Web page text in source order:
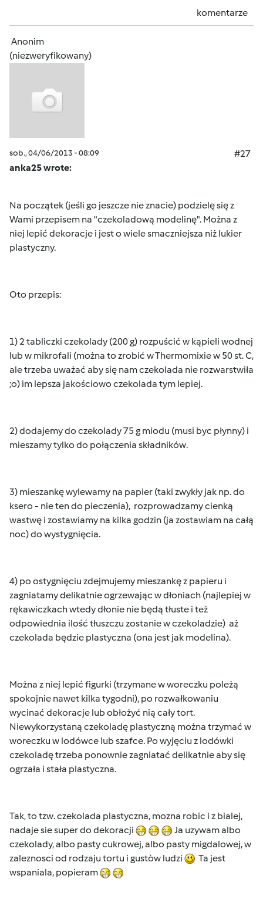
komentarze
Anonim
(niezweryfikowany)
sob., 04/06/2013 - 08:09
#27
anka25 wrote:
Na początek (jeśli go jeszcze nie znacie) podzielę się z
Wami przepisem na "czekoladową modelinę". Można z
niej lepić dekoracje i jest o wiele smaczniejsza niż lukier
plastyczny.
Oto przepis:
1) 2 tabliczki czekolady (200 g) rozpuścić w kąpieli wodnej
lub w mikrofali (można to zrobić w Thermomixie w 50 st. C,
ale trzeba uważać aby się nam czekolada nie rozwarstwiła
;o) im lepsza jakościowo czekolada tym lepiej.
2) dodajemy do czekolady 75 g miodu (musi byc płynny) i
mieszamy tylko do połączenia składników.
3) mieszankę wylewamy na papier (taki zwykły jak np. do
ksero - nie ten do pieczenia), rozprowadzamy cienką
wastwę i zostawiamy na kilka godzin (ja zostawiam na całą
noc) do wystygnięcia.
4) po ostygnięciu zdejmujemy mieszankę z papieru i
zagniatamy delikatnie ogrzewając w dłoniach (najlepiej w
rękawiczkach wtedy dłonie nie będą tłuste i też
odpowiednia ilość tłuszczu zostanie w czekoladzie) aż
czekolada będzie plastyczna (ona jest jak modelina).
Można z niej lepić figurki (trzymane w woreczku poleżą
spokojnie nawet kilka tygodni), po rozwałkowaniu
wycinać dekoracje lub obłożyć nią cały tort.
Niewykorzystaną czekoladę plastyczną można trzymać w
woreczku w lodówce lub szafce. Po wyjęciu z lodówki
czekoladę trzeba ponownie zagniatać delikatnie aby się
ogrzała i stała plastyczna.
Tak, to tzw. czekolada plastyczna, mozna robic i z bialej,
nadaje sie super do dekoracji
Ja uzywam albo
czekolady, albo pasty cukrowej, albo pasty migdalowej, w
zaleznosci od rodzaju tortu i gustòw ludzi
Ta jest
wspaniala, popieram